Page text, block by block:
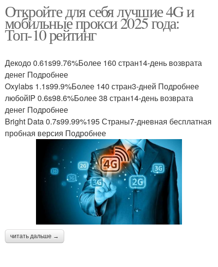
Откройте для себя лучшие 4G и
мобильные прокси 2025 года:
Топ-10 рейтинг
Декодо 0.61s99.76%Более 160 стран14-день возврата
денег Подробнее
Oxylabs 1.1s99.9%Более 140 стран3-дней Подробнее
любойIP 0.6s98.6%Более 38 стран14-день возврата
денег Подробнее
Bright Data 0.7s99.99%195 Страны7-дневная бесплатная
пробная версия Подробнее
читать дальше →